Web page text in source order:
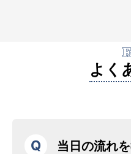
よく
Q 当日の流れ